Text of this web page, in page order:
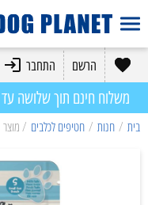
הרשם התחבר
משלוח חינם תוך שלושה עד
בית / חנות / חטיפים לכלבים / מוצר